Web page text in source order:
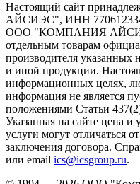
Настоящий сайт
АЙСИЭС", ИНН
ООО "КОМПАНИЯ
отдельным товарам
производителя указанных
и иной продукции.
информационных целях,
информация не является
положениями Статьи
Указанная на сайте цена и
услуги могут отличаться
заключения договора.
или email ics@icsgroup.ru.